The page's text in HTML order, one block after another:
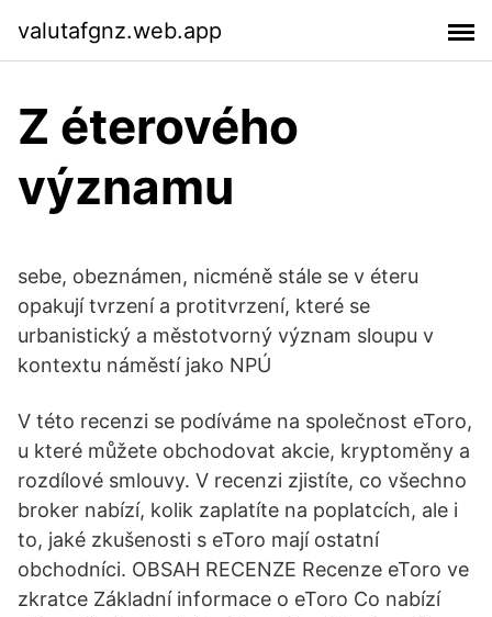
valutafgnz.web.app
Z éterového
významu
sebe, obeznámen, nicméně stále se v éteru
opakují tvrzení a protitvrzení, které se
urbanistický a městotvorný význam sloupu v
kontextu náměstí jako NPÚ
V této recenzi se podíváme na společnost eToro,
u které můžete obchodovat akcie, kryptoměny a
rozdílové smlouvy. V recenzi zjistíte, co všechno
broker nabízí, kolik zaplatíte na poplatcích, ale i
to, jaké zkušenosti s eToro mají ostatní
obchodníci. OBSAH RECENZE Recenze eToro ve
zkratce Základní informace o eToro Co nabízí